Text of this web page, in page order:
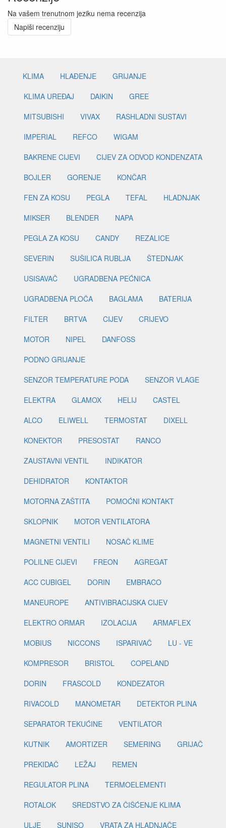
Na vašem trenutnom jeziku nema recenzija
Napiši recenziju
KLIMA HLAĐENJE
GRIJANJE
KLIMA UREĐAJ
DAIKIN
GREE
MITSUBISHI
VIVAX
RASHLADNI SUSTAVI
IMPERIAL
REFCO
WIGAM
BAKRENE CIJEVI
CIJEV ZA ODVOD KONDENZATA
BOJLER
GORENJE
KONČAR
FEN ZA KOSU
PEGLA TEFAL
HLADNJAK
MIKSER
BLENDER
NAPA
PEGLA ZA KOSU
CANDY
REZALICE
SEVERIN
SUŠILICA RUBLJA
ŠTEDNJAK
USISAVAČ
UGRADBENA PEĆNICA
UGRADBENA PLOČA
BAGLAMA
BATERIJA
FILTER
BRTVA CIJEV
CRIJEVO
MOTOR
NIPEL
DANFOSS
PODNO GRIJANJE
SENZOR TEMPERATURE PODA
SENZOR VLAGE
ELEKTRA
GLAMOX HELIJ
CASTEL
ALCO
ELIWELL TERMOSTAT
DIXELL
KONEKTOR
PRESOSTAT
RANCO
ZAUSTAVNI VENTIL
INDIKATOR
DEHIDRATOR
KONTAKTOR
MOTORNA ZAŠTITA
POMOĆNI KONTAKT
SKLOPNIK
MOTOR VENTILATORA
MAGNETNI VENTILI
NOSAČ KLIME
POLILNE CIJEVI
FREON
AGREGAT
ACC CUBIGEL
DORIN
EMBRACO
MANEUROPE
ANTIVIBRACIJSKA CIJEV
ELEKTRO ORMAR
IZOLACIJA
ARMAFLEX
MOBIUS
NICCONS ISPARIVAČ
LU - VE
KOMPRESOR
BRISTOL
COPELAND
DORIN
FRASCOLD
KONDEZATOR
RIVACOLD
MANOMETAR
DETEKTOR PLINA
SEPARATOR TEKUĆINE
VENTILATOR
KUTNIK
AMORTIZER SEMERING
GRIJAČ
PREKIDAČ
LEŽAJ
REMEN
REGULATOR PLINA
TERMOELEMENTI
ROTALOK
SREDSTVO ZA ČIŠĆENJE KLIMA
ULJE
SUNISO VRATA ZA HLADNJAČE